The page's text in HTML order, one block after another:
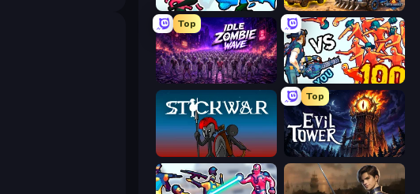
Funny Battle Simulator 2 AOD - Art Of Defense
Top
Idle Zombie Wave: Survivors Horde Killer: You vs 100
Stick War
Top
Evil Tower